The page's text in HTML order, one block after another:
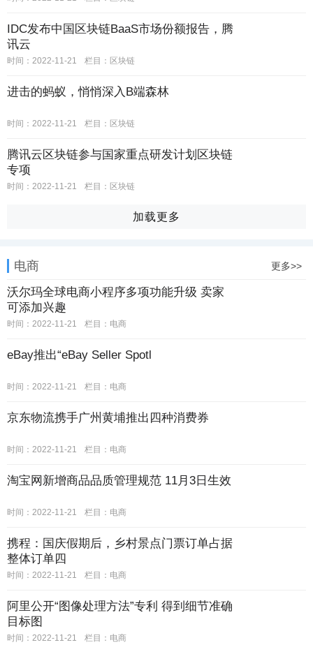
IDC发布中国区块链BaaS市场份额报告，腾
讯云
时间：2022-11-21 栏目：区块链
进击的蚂蚁，悄悄深入B端森林
时间：2022-11-21 栏目：区块链
腾讯云区块链参与国家重点研发计划区块链
专项
时间：2022-11-21 栏目：区块链
加载更多
电商 更多>>
沃尔玛全球电商小程序多项功能升级 卖家
可添加兴趣
时间：2022-11-21 栏目：电商
eBay推出“eBay Seller Spotl
时间：2022-11-21 栏目：电商
京东物流携手广州黄埔推出四种消费券
时间：2022-11-21 栏目：电商
淘宝网新增商品品质管理规范 11月3日生效
时间：2022-11-21 栏目：电商
携程：国庆假期后，乡村景点门票订单占据
整体订单四
时间：2022-11-21 栏目：电商
阿里公开“图像处理方法”专利 得到细节准确
目标图
时间：2022-11-21 栏目：电商